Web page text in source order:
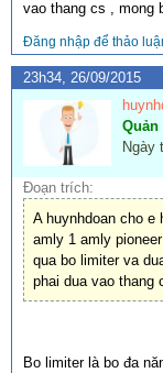
vao thang cs , mong
Đăng nhập để thảo
23h34, 26/09/2015
Quản
Ngày
Đoạn trích:
A huynhdoan cho e
amly 1 amly
qua bo limiter va
phai dua vao thang
Bo limiter là bo đa